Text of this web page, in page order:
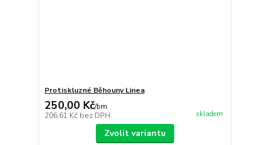
Protiskluzné Běhouny Linea
250,00 Kč/bm
206,61 Kč bez DPH skladem
Zvolit variantu